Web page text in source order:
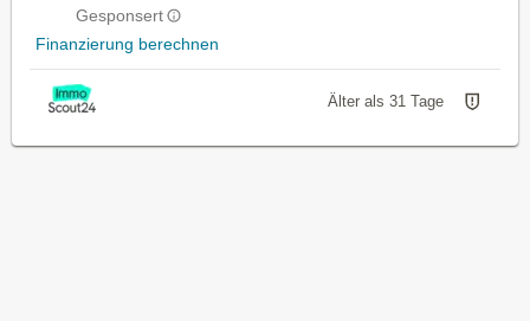
Gesponsert
Finanzierung berechnen
Älter als 31 Tage